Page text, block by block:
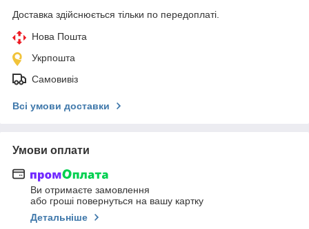
Доставка здійснюється тільки по передоплаті.
Нова Пошта
Укрпошта
Самовивіз
Всі умови доставки
Умови оплати
Ви отримаєте замовлення
або гроші повернуться на вашу картку
Детальніше